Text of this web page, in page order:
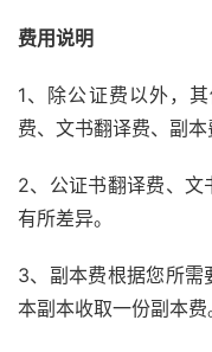
费用说明
1、除公证费以外，
费、文书翻译费、副本
2、公证书翻译费、文
有所差异。
3、副本费根据您所需
本副本收取一份副本费